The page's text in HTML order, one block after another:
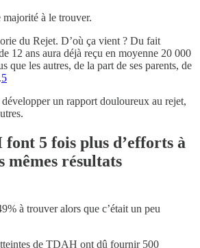
majorité à le trouver.
du Rejet. D’où ça vient ? Du fait
12 ans aura déjà reçu en moyenne 20 000
que les autres, de la part de ses parents, de
5
développer un rapport douloureux au rejet,
font 5 fois plus d’efforts à
mêmes résultats
à trouver alors que c’était un peu
de TDAH ont dû fournir 500